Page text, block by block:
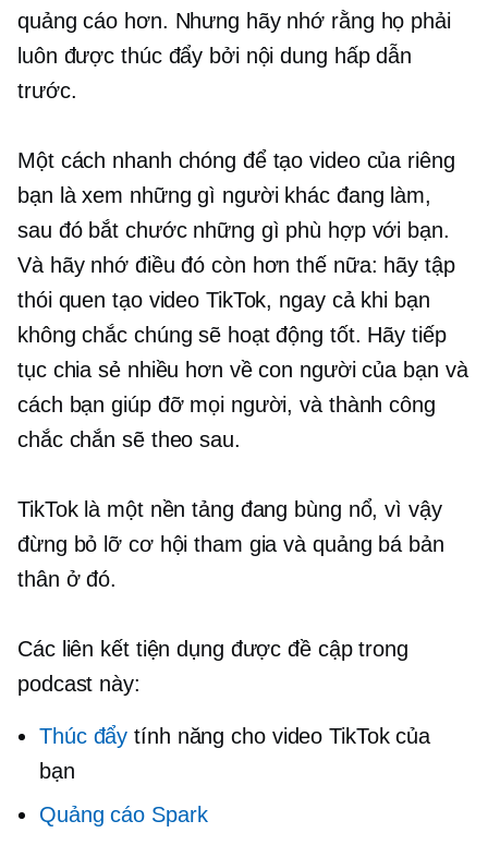
quảng cáo hơn. Nhưng hãy nhớ rằng họ phải
luôn được thúc đẩy bởi nội dung hấp dẫn
trước.
Một cách nhanh chóng để tạo video của riêng
bạn là xem những gì người khác đang làm,
sau đó bắt chước những gì phù hợp với bạn.
Và hãy nhớ điều đó còn hơn thế nữa: hãy tập
thói quen tạo video TikTok, ngay cả khi bạn
không chắc chúng sẽ hoạt động tốt. Hãy tiếp
tục chia sẻ nhiều hơn về con người của bạn và
cách bạn giúp đỡ mọi người, và thành công
chắc chắn sẽ theo sau.
TikTok là một nền tảng đang bùng nổ, vì vậy
đừng bỏ lỡ cơ hội tham gia và quảng bá bản
thân ở đó.
Các liên kết tiện dụng được đề cập trong
podcast này:
Thúc đẩy tính năng cho video TikTok của
bạn
Quảng cáo Spark